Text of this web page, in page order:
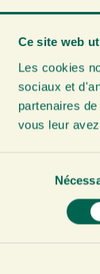
Ce site web
Les cookies
sociaux et
partenaires
vous leur
S
En
vous êtes
substances
exemple,
à
causées par
en rendions